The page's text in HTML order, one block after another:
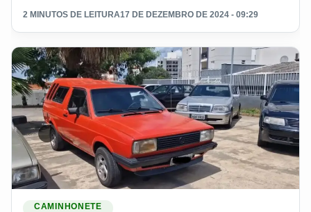
2 MINUTOS DE LEITURA17 DE DEZEMBRO DE 2024 - 09:29
CAMINHONETE